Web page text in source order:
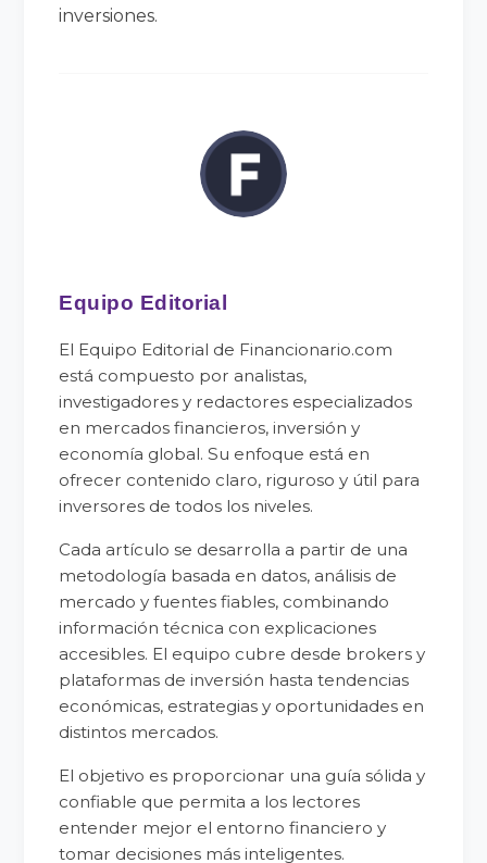
inversiones.
Equipo Editorial
El Equipo Editorial de Financionario.com
está compuesto por analistas,
investigadores y redactores especializados
en mercados financieros, inversión y
economía global. Su enfoque está en
ofrecer contenido claro, riguroso y útil para
inversores de todos los niveles.
Cada artículo se desarrolla a partir de una
metodología basada en datos, análisis de
mercado y fuentes fiables, combinando
información técnica con explicaciones
accesibles. El equipo cubre desde brokers y
plataformas de inversión hasta tendencias
económicas, estrategias y oportunidades en
distintos mercados.
El objetivo es proporcionar una guía sólida y
confiable que permita a los lectores
entender mejor el entorno financiero y
tomar decisiones más inteligentes.